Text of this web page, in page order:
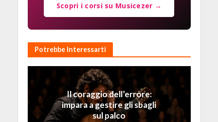
Scopri i corsi su Musicezer →
Potrebbe Interessarti
Il coraggio dell’errore:
impara a gestire gli sbagli
sul palco